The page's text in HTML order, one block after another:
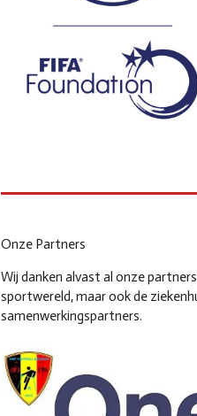
Onze Partners
Wij danken alvast al onze
sportwereld, maar ook de
samenwerkingspartners.